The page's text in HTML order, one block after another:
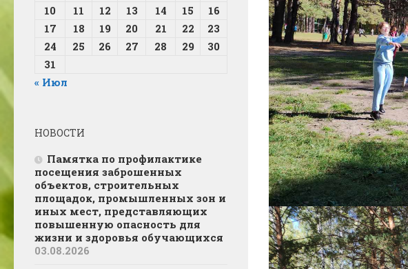
10
11 12 13 14 15
16
17
18 19 20 21 22
23
24
25 26 27 28 29
30
31
« Июл
НОВОСТИ
Памятка по профилактике
посещения заброшенных
объектов, строительных
площадок, промышленных зон и
иных мест, представляющих
повышенную опасность для
жизни и здоровья обучающихся
03.08.2026